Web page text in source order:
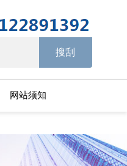
网站须知